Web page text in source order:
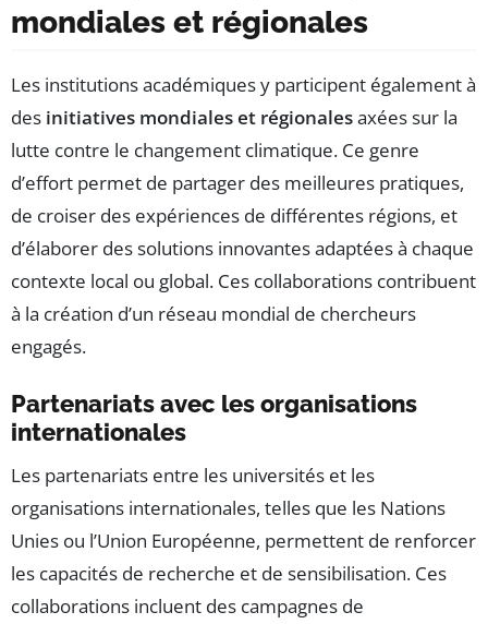
mondiales et régionales
Les institutions académiques y participent également à
des initiatives mondiales et régionalesaxées sur la
lutte contre le changement climatique. Ce genre
d’effort permet de partager des meilleures pratiques,
de croiser des expériences de différentes régions, et
d’élaborer des solutions innovantes adaptées à chaque
contexte local ou global. Ces collaborations contribuent
à la création d’un réseau mondial de chercheurs
engagés.
Partenariats avec les organisations
internationales
Les partenariats entre les universités et les
organisations internationales, telles que les Nations
Unies ou l’Union Européenne, permettent de renforcer
les capacités de recherche et de sensibilisation. Ces
collaborations incluent des campagnes de